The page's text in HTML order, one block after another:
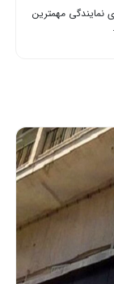
نمایندگی مهمترین